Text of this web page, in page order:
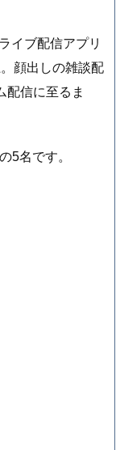
イブ配信アプリ
顔出しの雑談配
配信に至るま
5名です。